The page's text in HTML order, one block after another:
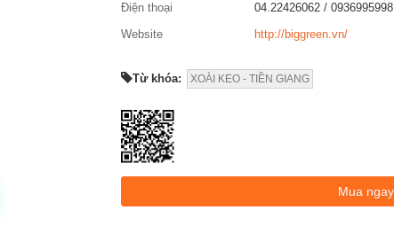
Điện thoại
04.22426062 / 0936995998
Website
http://biggreen.vn/
Từ khóa: XOÀI KEO - TIỀN GIANG